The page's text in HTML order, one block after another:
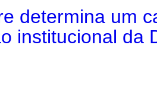
determina um
institucional da